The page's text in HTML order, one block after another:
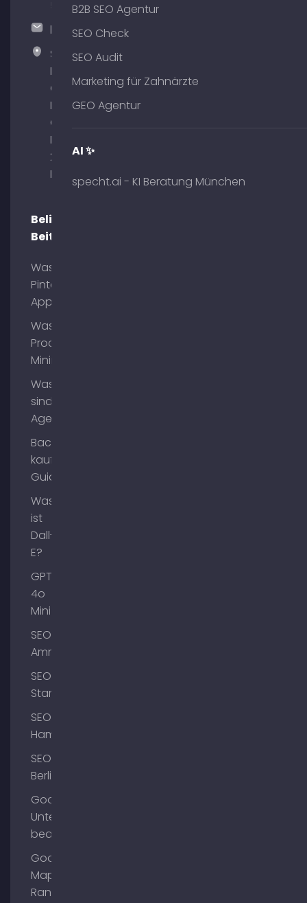
hallo@timospecht.de
Specht
Marketing
GmbH –
Palais am
Obelisk
Briennerstr.
29 80333
München
Beliebte
Beiträge
Was ist
Pinterest
App?
Was ist
Process
Mining?
Was
sind AI
Agents?
Backlinks
kaufen
Guide
Was
ist
Dall-
E?
GPT-
4o
Mini
SEO
Ammersee
SEO
Starnberg
SEO
Hamburg
SEO
Berlin
Google
Unternehmensprofil
bearbeiten
Google
Maps
Ranking
B2B SEO Agentur
SEO Check
SEO Audit
Marketing für Zahnärzte
GEO Agentur
AI ✨
specht.ai - KI Beratung München